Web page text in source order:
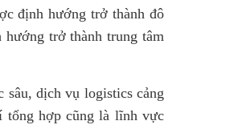
định hướng trở thành đô
trở thành trung tâm
sâu, dịch vụ logistics cảng
tổng hợp cũng là lĩnh vực